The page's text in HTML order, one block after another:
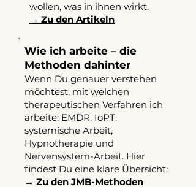
wollen, was in ihnen wirkt.
→ Zu den Artikeln
Wie ich arbeite – die
Methoden dahinter
Wenn Du genauer verstehen
möchtest, mit welchen
therapeutischen Verfahren ich
arbeite: EMDR, IoPT,
systemische Arbeit,
Hypnotherapie und
Nervensystem-Arbeit. Hier
findest Du eine klare Übersicht:
→ Zu den JMB-Methoden